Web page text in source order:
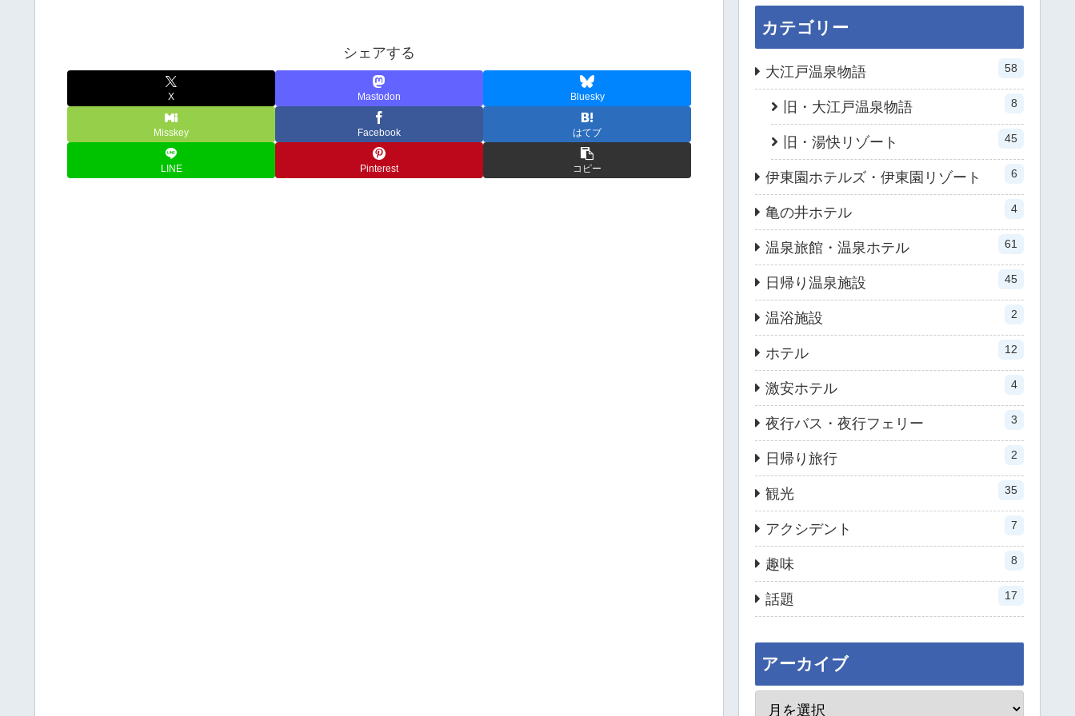
シェアする
X Mastodon Bluesky
Misskey Facebook はてブ
LINE Pinterest コピー
カテゴリー
大江戸温泉物語 58
旧・大江戸温泉物語 8
旧・湯快リゾート 45
伊東園ホテルズ・伊東園リゾート 6
亀の井ホテル 4
温泉旅館・温泉ホテル 61
日帰り温泉施設 45
温浴施設 2
ホテル 12
激安ホテル 4
夜行バス・夜行フェリー 3
日帰り旅行 2
観光 35
アクシデント 7
趣味 8
話題 17
アーカイブ